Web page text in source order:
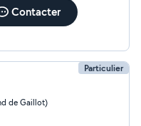
Contacter
Particulier
de Gaillot)